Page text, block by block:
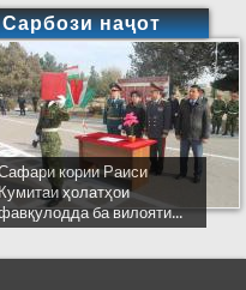
Сарбози наҷот
кории Раиси
Кумитаи ҳолатҳои
ба вилояти...